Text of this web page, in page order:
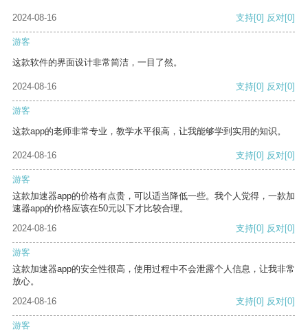
2024-08-16 支持[0] 反对[0]
游客
这款软件的界面设计非常简洁，一目了然。
2024-08-16 支持[0] 反对[0]
游客
这款app的老师非常专业，教学水平很高，让我能够学到实用的知识。
2024-08-16 支持[0] 反对[0]
游客
这款加速器app的价格有点贵，可以适当降低一些。我个人觉得，一款加
速器app的价格应该在50元以下才比较合理。
2024-08-16
支持[0] 反对[0]
游客
这款加速器app的安全性很高，使用过程中不会泄露个人信息，让我非常
放心。
2024-08-16
支持[0] 反对[0]
游客